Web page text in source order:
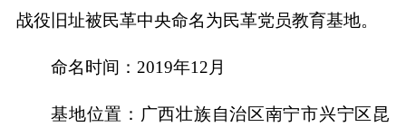
战役旧址被民革中央命名为民革党员教育基地。
命名时间：2019年12月
基地位置：广西壮族自治区南宁市兴宁区昆